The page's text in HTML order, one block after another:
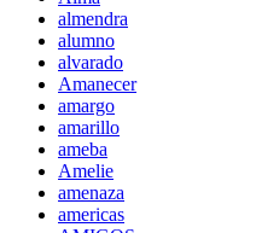
almendra
alumno
alvarado
Amanecer
amargo
amarillo
ameba
Amelie
amenaza
americas